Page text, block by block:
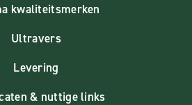
kwaliteitsmerken
Ultravers
Levering
& nuttige links